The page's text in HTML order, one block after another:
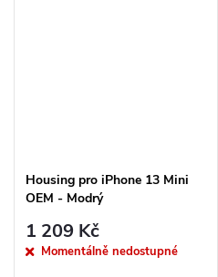
Housing pro iPhone 13 Mini
OEM - Modrý
1 209 Kč
Momentálně nedostupné